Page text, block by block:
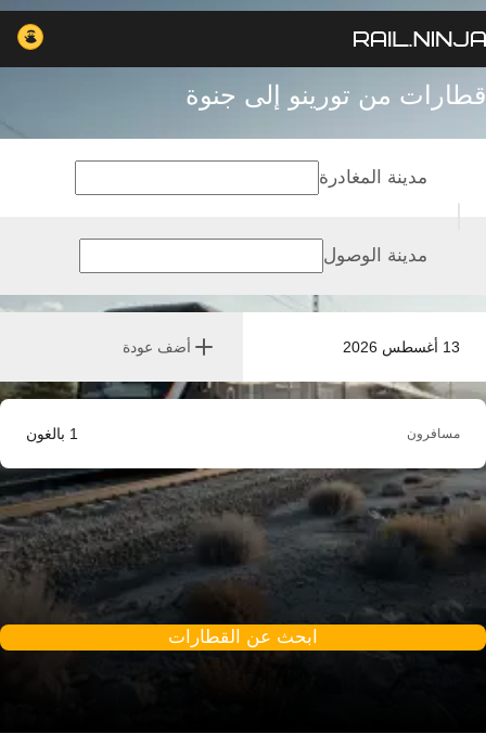
قطارات من تورينو إلى جنوة
13 أغسطس 2026 أضف عودة
مدينة المغادرة
مدينة الوصول
مسافرون 1 بالغون
ابحث عن القطارات